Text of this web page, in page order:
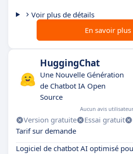
Voir plus de détails
En savoir plus
HuggingChat
Une Nouvelle Génération
de Chatbot IA Open
Source
Aucun avis
Version gratuite Essai gratuit
Tarif sur demande
Logiciel de chatbot AI optimisé